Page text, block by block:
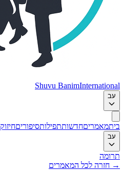
Shuvu BanimInternational
עב
ביתמאמריםחדשותתפילותסיפוריםחיזוק
עב
תרומה
→ חזרה לכל המאמרים